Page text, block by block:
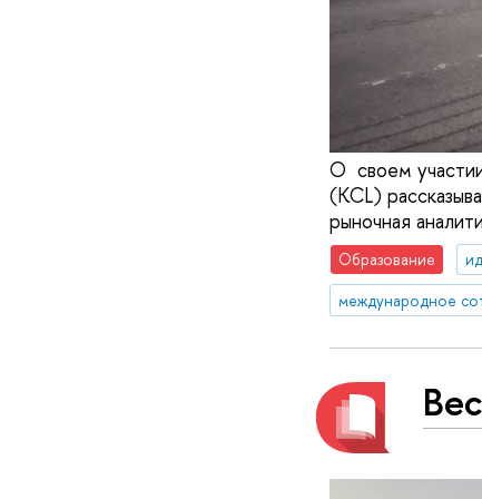
О своем
(KCL)
рыночная
Образование
международное